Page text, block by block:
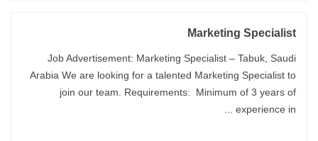
Marketing Specialist
Job Advertisement: Marketing Specialist – Tabuk, Saudi
Arabia We are looking for a talented Marketing Specialist to
join our team. Requirements: Minimum of 3 years of
experience in ...